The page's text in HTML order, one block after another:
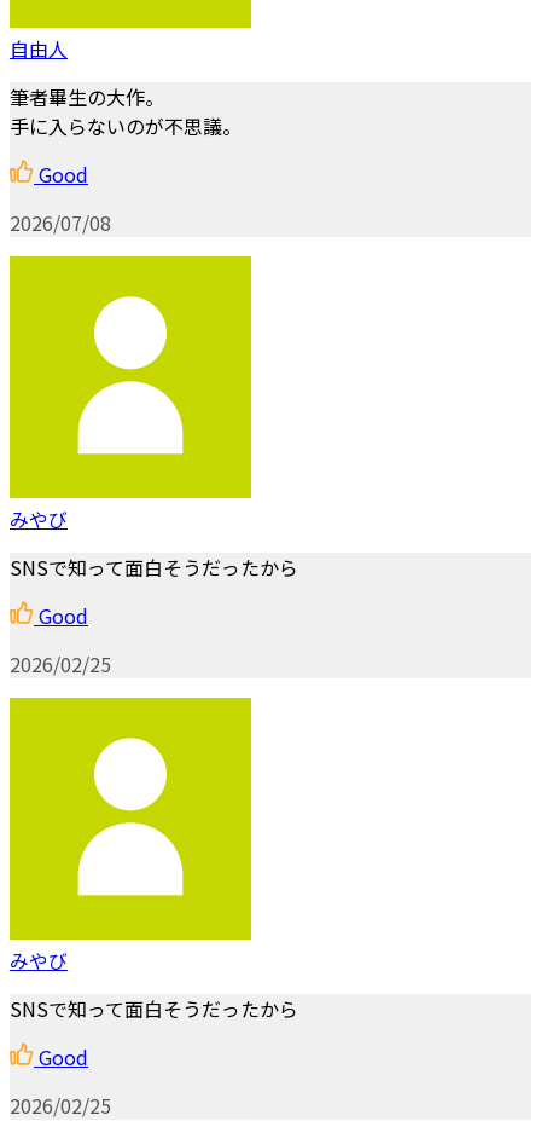
自由人
筆者畢生の大作。
手に入らないのが不思議。
Good
2026/07/08
みやび
SNSで知って面白そうだったから
Good
2026/02/25
みやび
SNSで知って面白そうだったから
Good
2026/02/25